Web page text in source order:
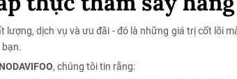
lượng, dịch vụ và ưu đãi - đó là những giá trị cốt lõi
bạn.
NODAVIFOO, chúng tôi tin rằng: